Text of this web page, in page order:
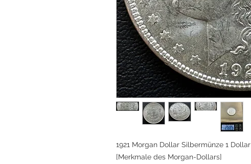
1921 Morgan Dollar Silbermünze 1 Dollar
[Merkmale des Morgan-Dollars]